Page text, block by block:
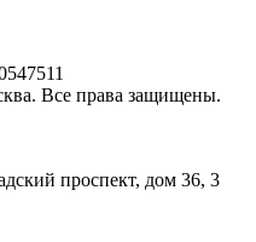
Все права защищены.
проспект, дом 36, 3